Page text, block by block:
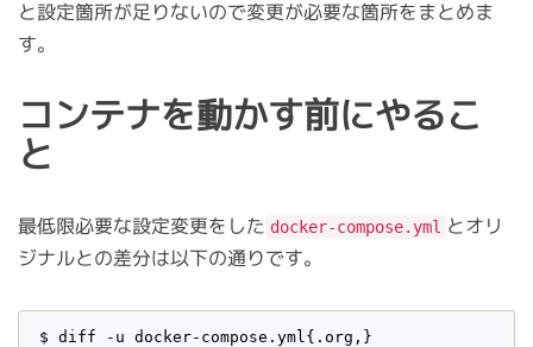
と設定箇所が足りないので変更が必要な箇所をまとめま
す。
コンテナを動かす前にやるこ
と
最低限必要な設定変更をした docker-compose.yml とオリ
ジナルとの差分は以下の通りです。